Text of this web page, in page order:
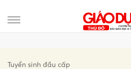
Tuyển sinh đầu cấp